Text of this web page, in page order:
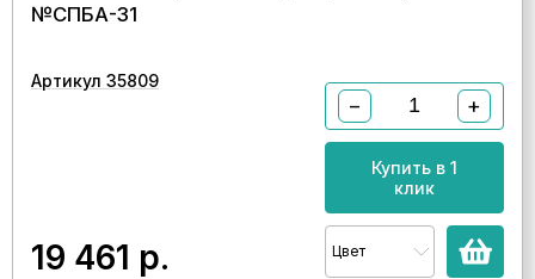
№СПБА-31
Артикул 35809
19 461 р.
− +
Купить в 1
клик
Цвет